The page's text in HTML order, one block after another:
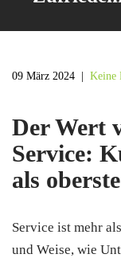
09 März 2024 Keine
Der Wert
Service:
als
Service ist mehr
und Weise, wie